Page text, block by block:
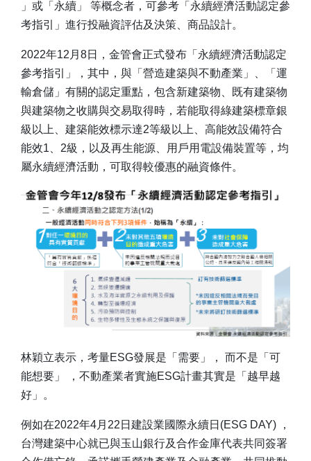
」或「永續」 等概念者，可參考「永續經濟活動認定參
考指引」進行投融資評估及決策、商品設計。
2022年12月8日，金管會正式發布「永續經濟活動認定
參考指引」，其中，與「營造建築與不動產業」、「運
輸倉儲」有關的認定重點，包含新建築物、既有建築物
與建築物之收購與交易取得時，若能取得綠建築標章銀
級以上、建築能效標示達2等級以上、高能效設備符合
能效1、2級，以及再生能源、用戶用電設備裝置等，均
屬永續經濟活動，可取得較優惠的融資條件。
林穎立表示，考量ESG發展是「需要」， 而不是「可
能想要」 ，不動產業者實施ESG計畫其實是「越早越
好」。
例如在2022年4月22日建設業國際永續日(ESG DAY) ，
台灣建築中心就已與玉山銀行及合作金庫代表共同簽署